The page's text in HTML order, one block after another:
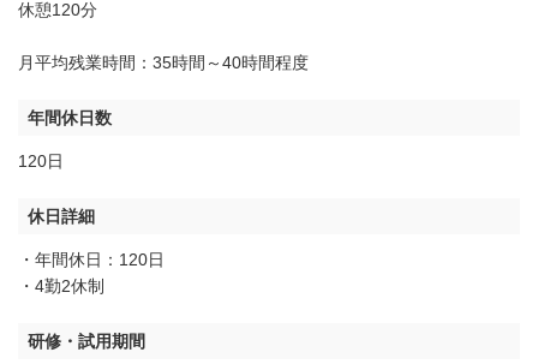
休憩120分
月平均残業時間：35時間～40時間程度
年間休日数
120日
休日詳細
・年間休日：120日
・4勤2休制
研修・試用期間